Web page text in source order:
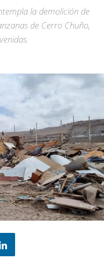
la demolición de
de Cerro Chuño,